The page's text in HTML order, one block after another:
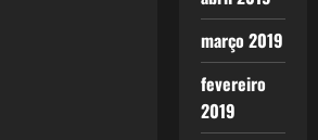
março 2019
fevereiro
2019